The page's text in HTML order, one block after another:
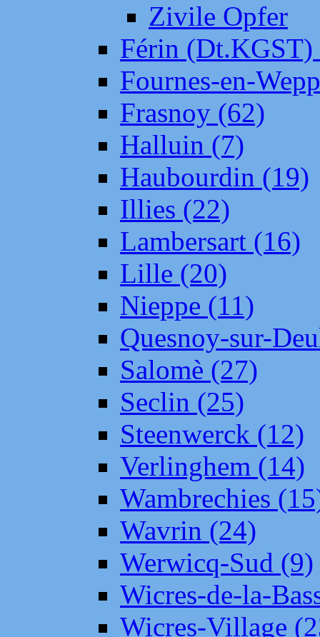
Zivile Opfer
Férin (Dt.KGST)
Fournes-en-
Frasnoy (62)
Halluin (7)
Haubourdin (19)
Illies (22)
Lambersart (16)
Lille (20)
Nieppe (11)
Quesnoy-sur-
Salomè (27)
Seclin (25)
Steenwerck (12)
Verlinghem (14)
Wambrechies
Wavrin (24)
Werwicq-Sud (9)
Wicres-de-la-
Wicres-Village